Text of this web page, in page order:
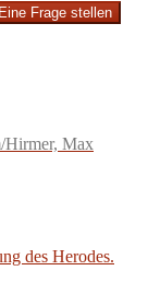
Eine Frage stellen
Hirmer, Max